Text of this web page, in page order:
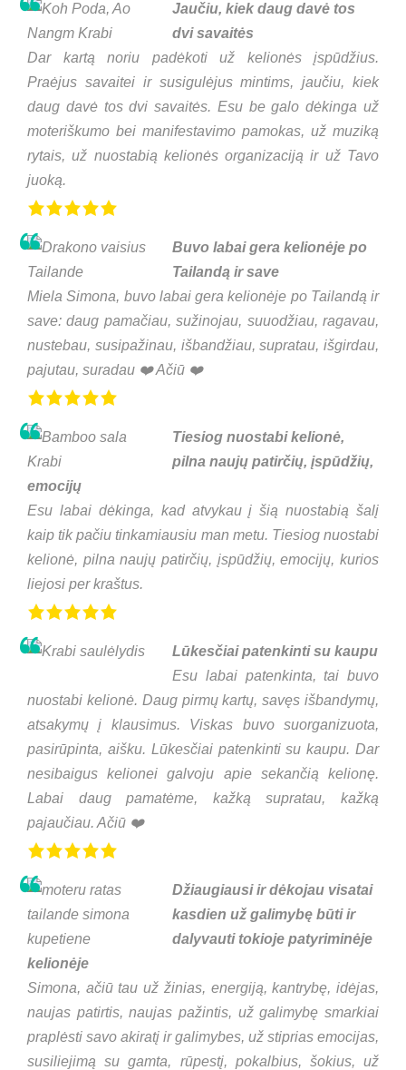
Jaučiu, kiek daug davė tos
dvi savaitės
Dar kartą noriu padėkoti už kelionės įspūdžius.
Praėjus savaitei ir susigulėjus mintims, jaučiu, kiek
daug davė tos dvi savaitės. Esu be galo dėkinga už
moteriškumo bei manifestavimo pamokas, už muziką
rytais, už nuostabią kelionės organizaciją ir už Tavo
juoką.
Buvo labai gera kelionėje po
Tailandą ir save
Miela Simona, buvo labai gera kelionėje po Tailandą ir
save: daug pamačiau, sužinojau, suuodžiau, ragavau,
nustebau, susipažinau, išbandžiau, supratau, išgirdau,
pajutau, suradau ❤️ Ačiū ❤️
Tiesiog nuostabi kelionė,
pilna naujų patirčių, įspūdžių,
emocijų
Esu labai dėkinga, kad atvykau į šią nuostabią šalį
kaip tik pačiu tinkamiausiu man metu. Tiesiog nuostabi
kelionė, pilna naujų patirčių, įspūdžių, emocijų, kurios
liejosi per kraštus.
Lūkesčiai patenkinti su kaupu
Esu labai patenkinta, tai buvo
nuostabi kelionė. Daug pirmų kartų, savęs išbandymų,
atsakymų į klausimus. Viskas buvo suorganizuota,
pasirūpinta, aišku. Lūkesčiai patenkinti su kaupu. Dar
nesibaigus kelionei galvoju apie sekančią kelionę.
Labai daug pamatėme, kažką supratau, kažką
pajaučiau. Ačiū ❤️
Džiaugiausi ir dėkojau visatai
kasdien už galimybę būti ir
dalyvauti tokioje patyriminėje
kelionėje
Simona, ačiū tau už žinias, energiją, kantrybę, idėjas,
naujas patirtis, naujas pažintis, už galimybę smarkiai
praplėsti savo akiratį ir galimybes, už stiprias emocijas,
susiliejimą su gamta, rūpestį, pokalbius, šokius, už